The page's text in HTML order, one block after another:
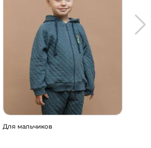
Для мальчиков